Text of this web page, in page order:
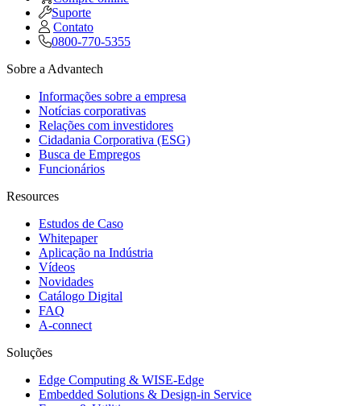
Suporte
Contato
0800-770-5355
Sobre a Advantech
Informações sobre a empresa
Notícias corporativas
Relações com investidores
Cidadania Corporativa (ESG)
Busca de Empregos
Funcionários
Resources
Estudos de Caso
Whitepaper
Aplicação na Indústria
Vídeos
Novidades
Catálogo Digital
FAQ
A-connect
Soluções
Edge Computing & WISE-Edge
Embedded Solutions & Design-in Service